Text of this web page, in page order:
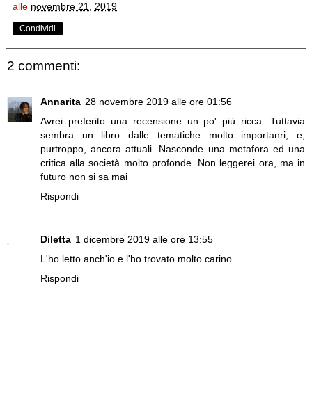
alle novembre 21, 2019
Condividi
2 commenti:
Annarita 28 novembre 2019 alle ore 01:56
Avrei preferito una recensione un po' più ricca. Tuttavia
sembra un libro dalle tematiche molto importanri, e,
purtroppo, ancora attuali. Nasconde una metafora ed una
critica alla società molto profonde. Non leggerei ora, ma in
futuro non si sa mai
Rispondi
Diletta 1 dicembre 2019 alle ore 13:55
L'ho letto anch'io e l'ho trovato molto carino
Rispondi